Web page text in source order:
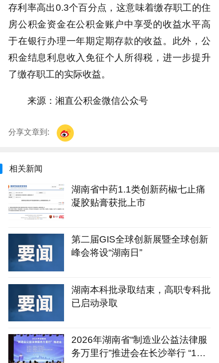
存利率高出0.3个百分点，这意味着缴存职工的住
房公积金资金在公积金账户中享受的收益水平高
于在银行办理一年期定期存款的收益。此外，公
积金结息利息收入免征个人所得税，进一步提升
了缴存职工的实际收益。
来源：湘直公积金微信公众号
分享文章到:
相关新闻
湖南省中药1.1类创新药椒七止痛
凝胶贴膏获批上市
第二届GIS全球创新展暨全球创新
峰会将设“湖南日”
湖南本科批录取结束，高职专科批
已启动录取
2026年湖南省“制造业公益法律服
务万里行”推进会在长沙举行 “1+4